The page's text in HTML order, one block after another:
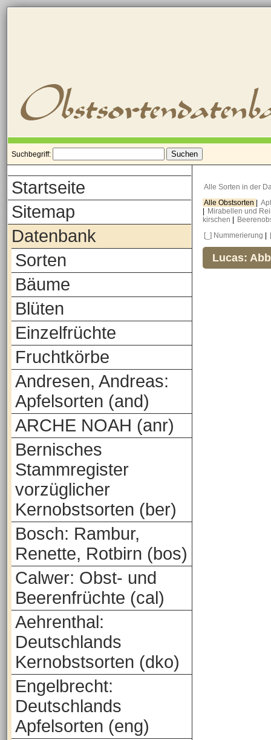
Suchbegriff:
Startseite
Sitemap
Datenbank
Sorten
Bäume
Blüten
Einzelfrüchte
Fruchtkörbe
Andresen, Andreas:
Apfelsorten (and)
ARCHE NOAH (anr)
Bernisches
Stammregister
vorzüglicher
Kernobstsorten (ber)
Bosch: Rambur,
Renette, Rotbirn (bos)
Calwer: Obst- und
Beerenfrüchte (cal)
Aehrenthal:
Deutschlands
Kernobstsorten (dko)
Engelbrecht:
Deutschlands
Apfelsorten (eng)
Alle Sorten in der
Alle Obstsorten
Mirabellen und
kirschen
[_] Nummerierung
Lucas: